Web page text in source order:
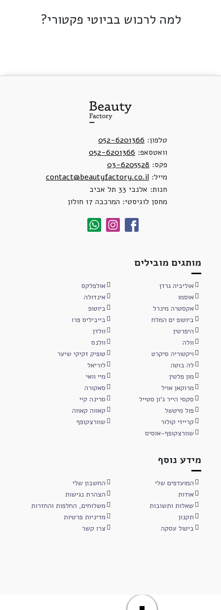
למה לרכוש בביוטי פקטורי?
טלפון: 052-6201366
וואטסאפ: 052-6201366
פקס: 03-6205528
מייל: contact@beautyfactory.co.il
חנות: אלנבי 33 תל אביב
מחסן לוגיסטי: המרכבה 17 חולון
מותגים מובילים
אוליביה גרדן
אולפלקס
אוסמו
אינדולה
אקסטרה מינרל
ביוטופ
ביוטופ ים המלח
בייביליס פרו
היפרטין
וולדן
וולה
וולנס
ויקטוריה סיקרט
טופיק זקיקי שיער
לה בוטה
לוריאל
מון פלטין
מיי וואי
מרוקאן אויל
סאקורה
סקסי הייר ג'ון סטייל
סרינה קיי
פול מיטשל
קאווה קאווה
קרייזי קולור
שוורצקופף
שוורצקופף-אוסיס
מידע נוסף
המועדפים שלי
החשבון שלי
אודות
הצהרת נגישות
שאלות ותשובות
משלוחים, החלפות והחזרות
תקנון
מדיניות פרטיות
ביטול עסקה
צרו קשר